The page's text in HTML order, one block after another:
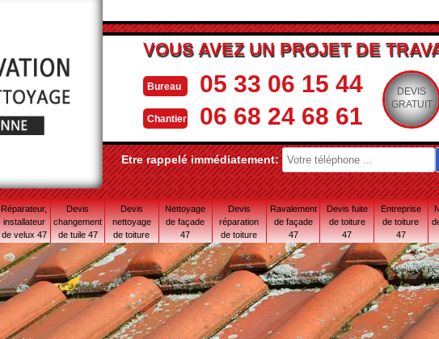
VOUS AVEZ UN PROJET DE
Bureau 05 33 06 15 44
Chantier 06 68 24 68 61
DEVIS
GRATUIT
Etre rappelé immédiatement:
Réparateur,
installateur
de velux 47
Devis
changement
de tuile 47
Devis
nettoyage
de toiture
47
Nettoyage
de façade
47
Devis
réparation
de toiture
47 Lot-et-
Garonne
Ravalement
de façade
47
Devis fuite
de toiture
47
Entreprise
de toiture
47